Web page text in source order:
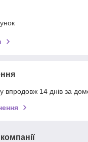
впродовж 14 днів за